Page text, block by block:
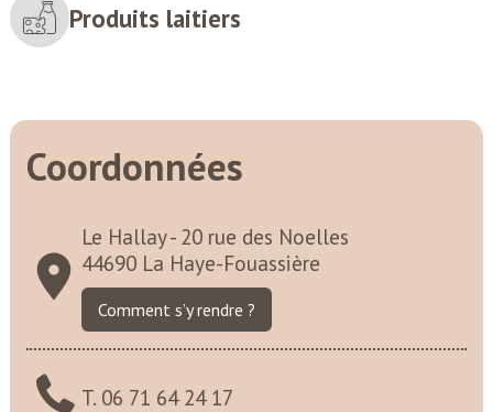
Produits laitiers
Coordonnées
Le Hallay - 20 rue des Noelles
44690 La Haye-Fouassière
Comment s’y rendre ?
T. 06 71 64 24 17